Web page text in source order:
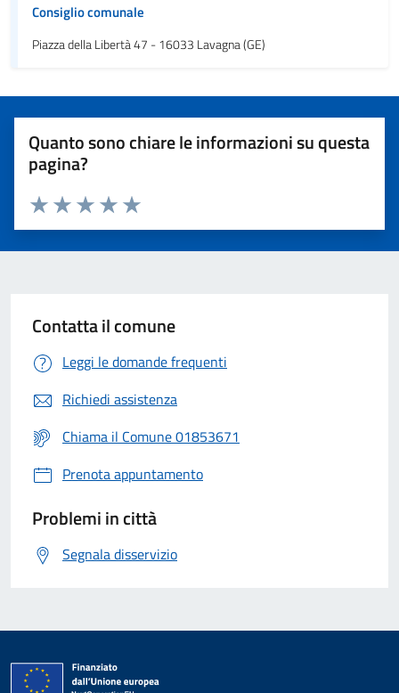
Consiglio comunale
Piazza della Libertà 47 - 16033 Lavagna (GE)
Quanto sono chiare le informazioni su questa
pagina?
Valuta 5 stelle su 5
Valuta 4 stelle su 5
Valuta 3 stelle su 5
Valuta 2 stelle su 5
Valuta 1 stelle su 5
Contatta il comune
Leggi le domande frequenti
Richiedi assistenza
Chiama il Comune 01853671
Prenota appuntamento
Problemi in città
Segnala disservizio